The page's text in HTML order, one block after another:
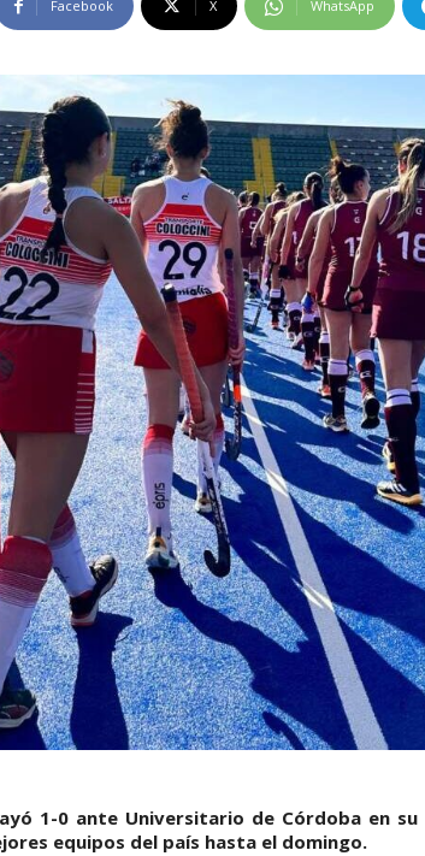
Facebook X WhatsApp
1-0 ante Universitario de Córdoba en
equipos del país hasta el domingo.